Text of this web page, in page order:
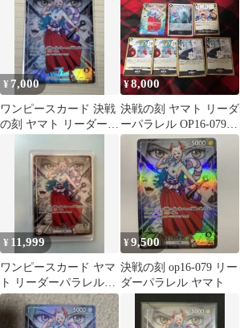
¥ 7,000
ワンピースカード 決戦
の刻 ヤマト リーダー
¥8,000
決戦の刻 ヤマト リーダ
ーパラレル OP16-079
ワンピースカード
¥ 11,999
ワンピースカード ヤマ
ト リーダーパラレル
OP16決戦の刻
¥9,500
決戦の刻 op16-079 リー
ダーパラレル ヤマト